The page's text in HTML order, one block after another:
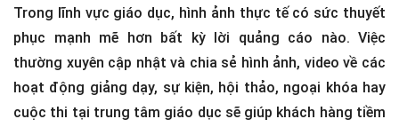
Trong lĩnh vực giáo dục, hình ảnh thực tế có sức thuyết
phục mạnh mẽ hơn bất kỳ lời quảng cáo nào. Việc
thường xuyên cập nhật và chia sẻ hình ảnh, video về các
hoạt động giảng dạy, sự kiện, hội thảo, ngoại khóa hay
cuộc thi tại trung tâm giáo dục sẽ giúp khách hàng tiềm